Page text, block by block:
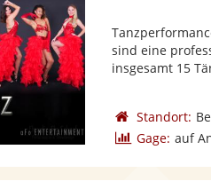
sind eine
insgesamt 15
Standort:
Gage: auf